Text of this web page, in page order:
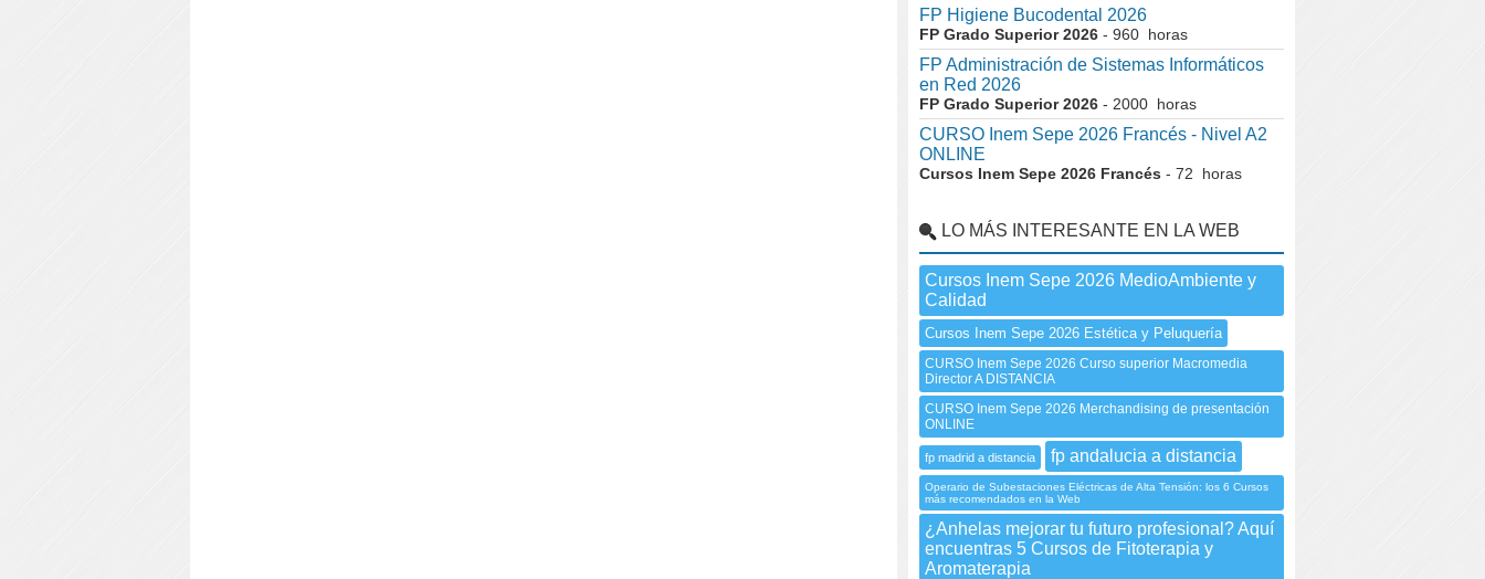
FP Higiene Bucodental 2026
FP Grado Superior 2026 - 960 horas
FP Administración de Sistemas Informáticos
en Red 2026
FP Grado Superior 2026 - 2000 horas
CURSO Inem Sepe 2026 Francés - Nivel A2
ONLINE
Cursos Inem Sepe 2026 Francés - 72 horas
LO MÁS INTERESANTE EN LA WEB
Cursos Inem Sepe 2026 MedioAmbiente y
Calidad
Cursos Inem Sepe 2026 Estética y Peluquería
CURSO Inem Sepe 2026 Curso superior Macromedia
Director A DISTANCIA
CURSO Inem Sepe 2026 Merchandising de presentación
ONLINE
fp madrid a distancia fp andalucia a distancia
Operario de Subestaciones Eléctricas de Alta Tensión: los 6 Cursos
más recomendados en la Web
¿Anhelas mejorar tu futuro profesional? Aquí
encuentras 5 Cursos de Fitoterapia y
Aromaterapia